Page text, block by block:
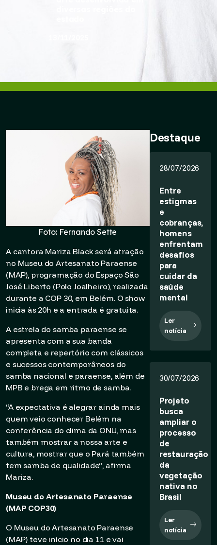
Foto: Fernando Sette
A cantora Mariza Black será atração
no Museu do Artesanato Paraense
(MAP), programação do Espaço São
José Liberto (Polo Joalheiro), realizada
durante a COP 30, em Belém. O show
inicia às 20h e a entrada é gratuita.
A estrela do samba paraense se
apresenta com a sua banda
completa e repertório com clássicos
e sucessos contemporâneos do
samba nacional e paraense, além de
MPB e brega em ritmo de samba.
“A expectativa é alegrar ainda mais
quem veio conhecer Belém na
conferência do clima da ONU, mas
também mostrar a nossa arte e
cultura, mostrar que o Pará também
tem samba de qualidade”, afirma
Mariza.
Museu do Artesanato Paraense
(MAP COP30)
O Museu do Artesanato Paraense
(MAP) teve início no dia 11 e vai
Destaque
28/07/2026
Entre
estigmas
e
cobranças,
homens
enfrentam
desafios
para
cuidar da
saúde
mental
Ler
notícia
30/07/2026
Projeto
busca
ampliar o
processo
de
restauração
da
vegetação
nativa no
Brasil
Ler
notícia